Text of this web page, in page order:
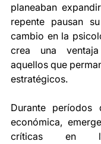
planeaban
repente pausan
cambio en la
crea una
aquellos que
estratégicos.
Durante períodos
económica,
críticas en